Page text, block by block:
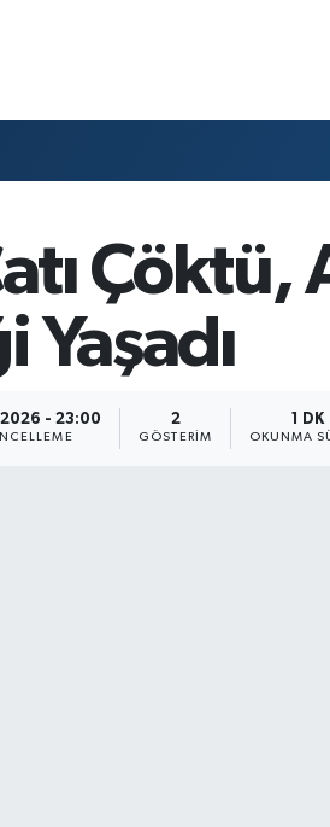
Çöktü,
Yaşadı
- 23:00 2
GÖSTERIM
1 DK
OKUNMA